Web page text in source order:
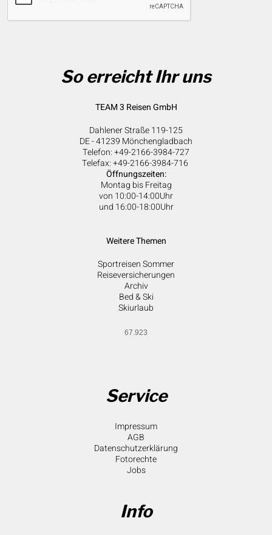
So erreicht Ihr uns
TEAM 3 Reisen GmbH
Dahlener Straße 119-125
DE - 41239 Mönchengladbach
Telefon: +49-2166-3984-727
Telefax: +49-2166-3984-716
Öffnungszeiten:
Montag bis Freitag
von 10:00-14:00Uhr
und 16:00-18:00Uhr
Weitere Themen
Sportreisen Sommer
Reiseversicherungen
Archiv
Bed & Ski
Skiurlaub
67.923
Service
Impressum
AGB
Datenschutzerklärung
Fotorechte
Jobs
Info